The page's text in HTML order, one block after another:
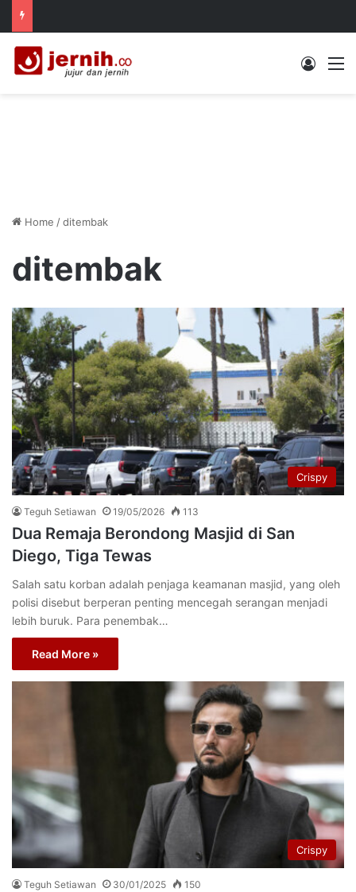
Log In
Home /ditembak
ditembak
Crispy
Teguh Setiawan 19/05/2026 113
Dua Remaja Berondong Masjid di San
Diego, Tiga Tewas
Salah satu korban adalah penjaga keamanan masjid, yang oleh
polisi disebut berperan penting mencegah serangan menjadi
lebih buruk. Para penembak…
Read More »
Crispy
Teguh Setiawan 30/01/2025 150